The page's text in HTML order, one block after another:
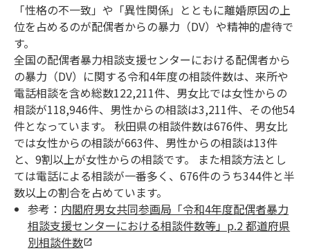
「性格の不一致」や「異性関係」とともに離婚原因の上
位を占めるのが配偶者からの暴力（DV）や精神的虐待で
す。
全国の配偶者暴力相談支援センターにおける配偶者から
の暴力（DV）に関する令和4年度の相談件数は、来所や
電話相談を含め総数122,211件、男女比では女性からの
相談が118,946件、男性からの相談は3,211件、その他54
件となっています。 秋田県の相談件数は676件、男女比
では女性からの相談が663件、男性からの相談は13件
と、9割以上が女性からの相談です。 また相談方法とし
ては電話による相談が一番多く、676件のうち344件と半
数以上の割合を占めています。
参考： 内閣府男女共同参画局「令和4年度配偶者暴力
相談支援センターにおける相談件数等」p.2 都道府県
別相談件数